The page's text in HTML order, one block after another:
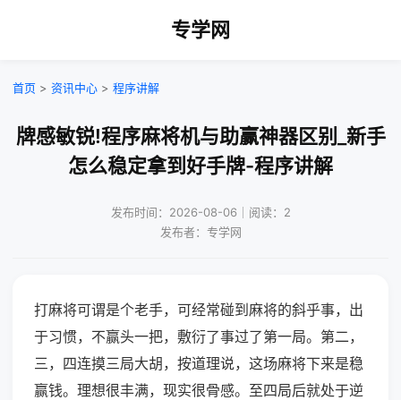
专学网
首页 > 资讯中心 > 程序讲解
牌感敏锐!程序麻将机与助赢神器区别_新手
怎么稳定拿到好手牌-程序讲解
发布时间：2026-08-06｜阅读：2
发布者：专学网
打麻将可谓是个老手，可经常碰到麻将的斜乎事，出
于习惯，不赢头一把，敷衍了事过了第一局。第二，
三，四连摸三局大胡，按道理说，这场麻将下来是稳
赢钱。理想很丰满，现实很骨感。至四局后就处于逆